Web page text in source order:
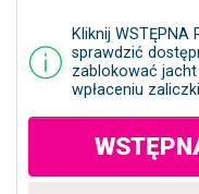
Kliknij WSTĘPNA
sprawdzić
zablokować
wpłaceniu